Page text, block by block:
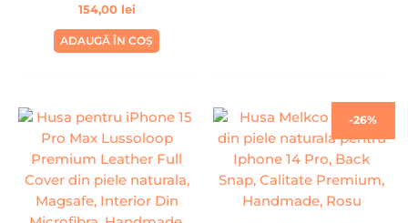
Din Microfibra, Handmade,
Fuchsia
154,00 lei
ADAUGĂ ÎN COȘ
-26%
Prețul
a
fost:
134,00 lei.
Prețul
este:
99,00